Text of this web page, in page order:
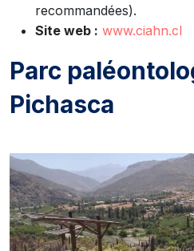
recommandées).
Site web : www.ciahn.cl
Parc
Pichasca